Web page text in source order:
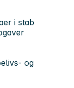
i stab
og